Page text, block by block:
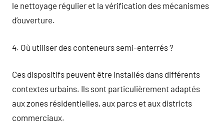
le nettoyage régulier et la vérification des mécanismes
d’ouverture.
4. Où utiliser des conteneurs semi-enterrés ?
Ces dispositifs peuvent être installés dans différents
contextes urbains. Ils sont particulièrement adaptés
aux zones résidentielles, aux parcs et aux districts
commerciaux.